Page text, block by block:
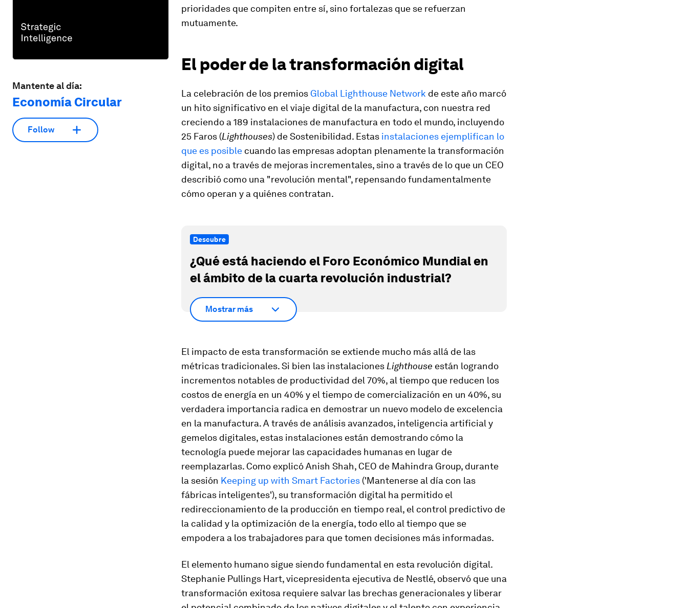
Mantente al día:
Economía Circular
Follow
prioridades que compiten entre sí, sino fortalezas que se refuerzan
mutuamente.
El poder de la transformación digital
La celebración de los premios Global Lighthouse Network de este año marcó
un hito significativo en el viaje digital de la manufactura, con nuestra red
creciendo a 189 instalaciones de manufactura en todo el mundo, incluyendo
25 Faros (Lighthouses) de Sostenibilidad. Estas instalaciones ejemplifican lo
que es posible cuando las empresas adoptan plenamente la transformación
digital, no a través de mejoras incrementales, sino a través de lo que un CEO
describió como una "revolución mental", repensando fundamentalmente
cómo operan y a quiénes contratan.
Descubre
¿Qué está haciendo el Foro Económico Mundial en
el ámbito de la cuarta revolución industrial?
Mostrar más
El impacto de esta transformación se extiende mucho más allá de las
métricas tradicionales. Si bien las instalaciones Lighthouse están logrando
incrementos notables de productividad del 70%, al tiempo que reducen los
costos de energía en un 40% y el tiempo de comercialización en un 40%, su
verdadera importancia radica en demostrar un nuevo modelo de excelencia
en la manufactura. A través de análisis avanzados, inteligencia artificial y
gemelos digitales, estas instalaciones están demostrando cómo la
tecnología puede mejorar las capacidades humanas en lugar de
reemplazarlas. Como explicó Anish Shah, CEO de Mahindra Group, durante
la sesión Keeping up with Smart Factories ('Mantenerse al día con las
fábricas inteligentes'), su transformación digital ha permitido el
redireccionamiento de la producción en tiempo real, el control predictivo de
la calidad y la optimización de la energía, todo ello al tiempo que se
empodera a los trabajadores para que tomen decisiones más informadas.
El elemento humano sigue siendo fundamental en esta revolución digital.
Stephanie Pullings Hart, vicepresidenta ejecutiva de Nestlé, observó que una
transformación exitosa requiere salvar las brechas generacionales y liberar